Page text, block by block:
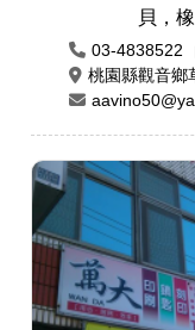
貝，
03-4838522
桃園縣觀音鄉